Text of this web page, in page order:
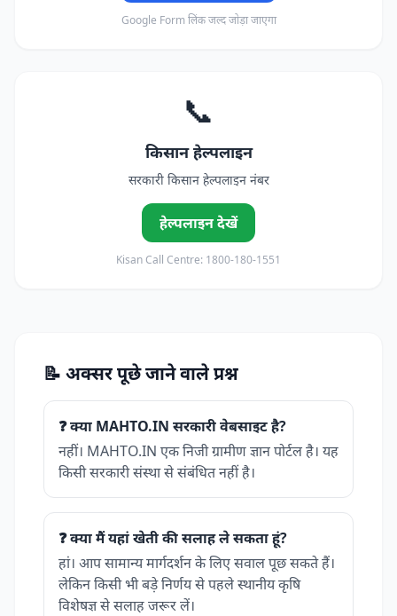
Google Form लिंक जल्द जोड़ा जाएगा
📞
किसान हेल्पलाइन
सरकारी किसान हेल्पलाइन नंबर
हेल्पलाइन देखें
Kisan Call Centre: 1800-180-1551
📝 अक्सर पूछे जाने वाले प्रश्न
❓ क्या MAHTO.IN सरकारी वेबसाइट है?
नहीं। MAHTO.IN एक निजी ग्रामीण ज्ञान पोर्टल है। यह
किसी सरकारी संस्था से संबंधित नहीं है।
❓ क्या मैं यहां खेती की सलाह ले सकता हूं?
हां। आप सामान्य मार्गदर्शन के लिए सवाल पूछ सकते हैं।
लेकिन किसी भी बड़े निर्णय से पहले स्थानीय कृषि
विशेषज्ञ से सलाह जरूर लें।